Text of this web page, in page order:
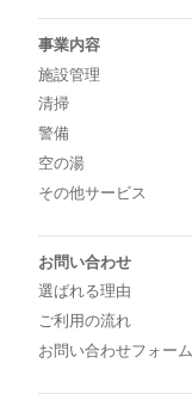
事業内容
施設管理
清掃
警備
空の湯
その他サービス
お問い合わせ
選ばれる理由
ご利用の流れ
お問い合わせフォーム